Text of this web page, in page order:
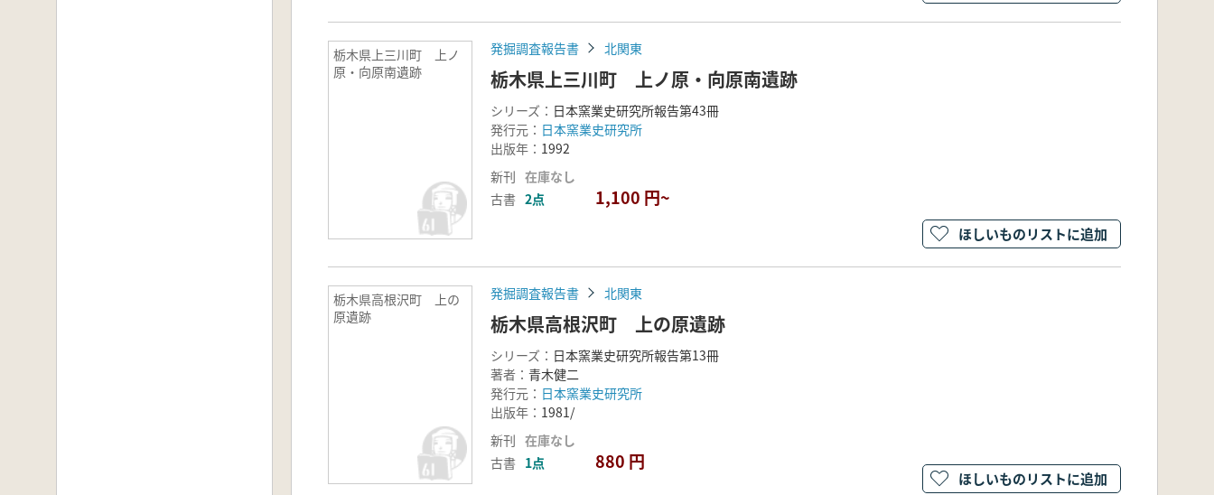
栃木県上三川町 上ノ
原・向原南遺跡
発掘調査報告書 北関東
栃木県上三川町 上ノ原・向原南遺跡
シリーズ： 日本窯業史研究所報告第43冊
発行元： 日本窯業史研究所
出版年： 1992
新刊 在庫なし
古書 2点 1,100 円~
ほしいものリストに追加
栃木県高根沢町 上の
原遺跡
発掘調査報告書 北関東
栃木県高根沢町 上の原遺跡
シリーズ： 日本窯業史研究所報告第13冊
著者： 青木健二
発行元： 日本窯業史研究所
出版年： 1981/
新刊 在庫なし
古書 1点 880 円
ほしいものリストに追加